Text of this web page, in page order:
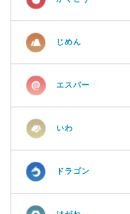
じめん
エスパー
いわ
ドラゴン